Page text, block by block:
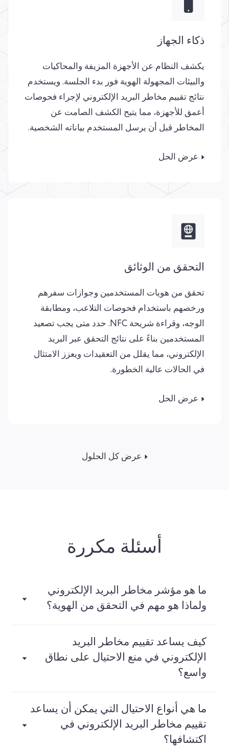
ذكاء الجهاز
يكشف النظام عن الأجهزة المزيفة والمحاكيات
والبيئات المجهولة الهوية فور بدء الجلسة. ويستخدم
نتائج تقييم مخاطر البريد الإلكتروني لإجراء فحوصات
أعمق للأجهزة، مما يتيح الكشف الصامت عن
المخاطر قبل أن يرسل المستخدم بياناته الشخصية.
عرض الحل
التحقق من الوثائق
تحقق من هويات المستخدمين وجوازات سفرهم
ورخصهم باستخدام فحوصات التلاعب، ومطابقة
الوجه، وقراءة شريحة NFC. حدد متى يجب تصعيد
المستخدمين بناءً على نتائج التحقق عبر البريد
الإلكتروني، مما يقلل من التعقيدات ويعزز الامتثال
في الحالات عالية الخطورة.
عرض الحل
عرض كل الحلول
أسئلة مكررة
ما هو مؤشر مخاطر البريد الإلكتروني
ولماذا هو مهم في التحقق من الهوية؟
كيف يساعد تقييم مخاطر البريد
الإلكتروني في منع الاحتيال على نطاق
واسع؟
ما هي أنواع الاحتيال التي يمكن أن يساعد
تقييم مخاطر البريد الإلكتروني في
اكتشافها؟